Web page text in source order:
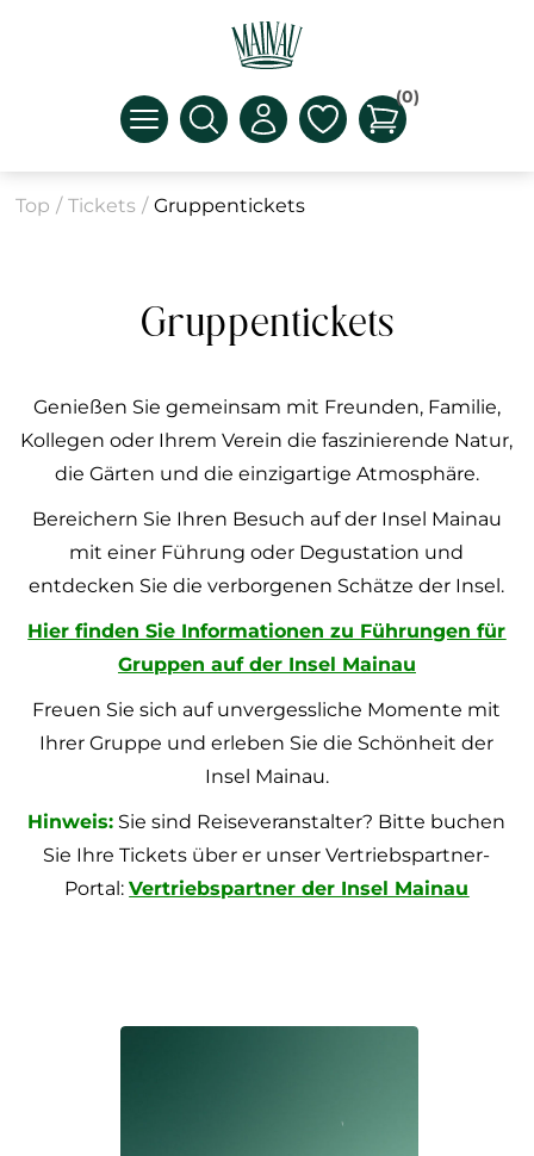
(0)
Top / Tickets / Gruppentickets
Gruppentickets
Genießen Sie gemeinsam mit Freunden, Familie,
Kollegen oder Ihrem Verein die faszinierende Natur,
die Gärten und die einzigartige Atmosphäre.
Bereichern Sie Ihren Besuch auf der Insel Mainau
mit einer Führung oder Degustation und
entdecken Sie die verborgenen Schätze der Insel.
Hier finden Sie Informationen zu Führungen für
Gruppen auf der Insel Mainau
Freuen Sie sich auf unvergessliche Momente mit
Ihrer Gruppe und erleben Sie die Schönheit der
Insel Mainau.
Hinweis: Sie sind Reiseveranstalter? Bitte buchen
Sie Ihre Tickets über er unser Vertriebspartner-
Portal:Vertriebspartner der Insel Mainau